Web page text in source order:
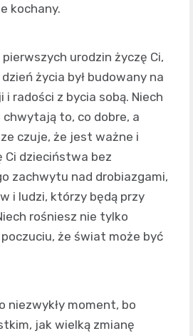
kochany.
urodzin życzę Ci,
życia był budowany na
i radości z bycia sobą. Niech
chwytają to, co dobre, a
czuje, że jest ważne i
Ci dzieciństwa bez
zachwytu nad drobiazgami,
i ludzi, którzy będą przy
rośniesz nie tylko
że świat może być
niezwykły moment, bo
jak wielką zmianę